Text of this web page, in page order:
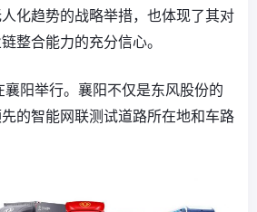
化趋势的战略举措，也体现了其对
整合能力的充分信心。
阳举行。襄阳不仅是东风股份的
的智能网联测试道路所在地和车路